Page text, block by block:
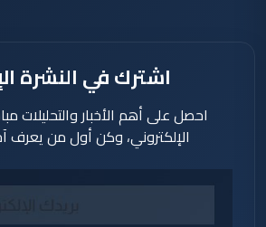
اشترك في النشرة
احصل على أهم الأخبار والتحليلات
الإلكتروني، وكن أول من يعرف